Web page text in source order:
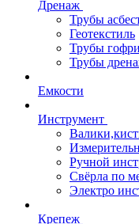
Дренаж
Трубы
Геотекстиль
Трубы
Трубы
Емкости
Инструмент
Ручной
Свёрла по
Электро
Крепеж